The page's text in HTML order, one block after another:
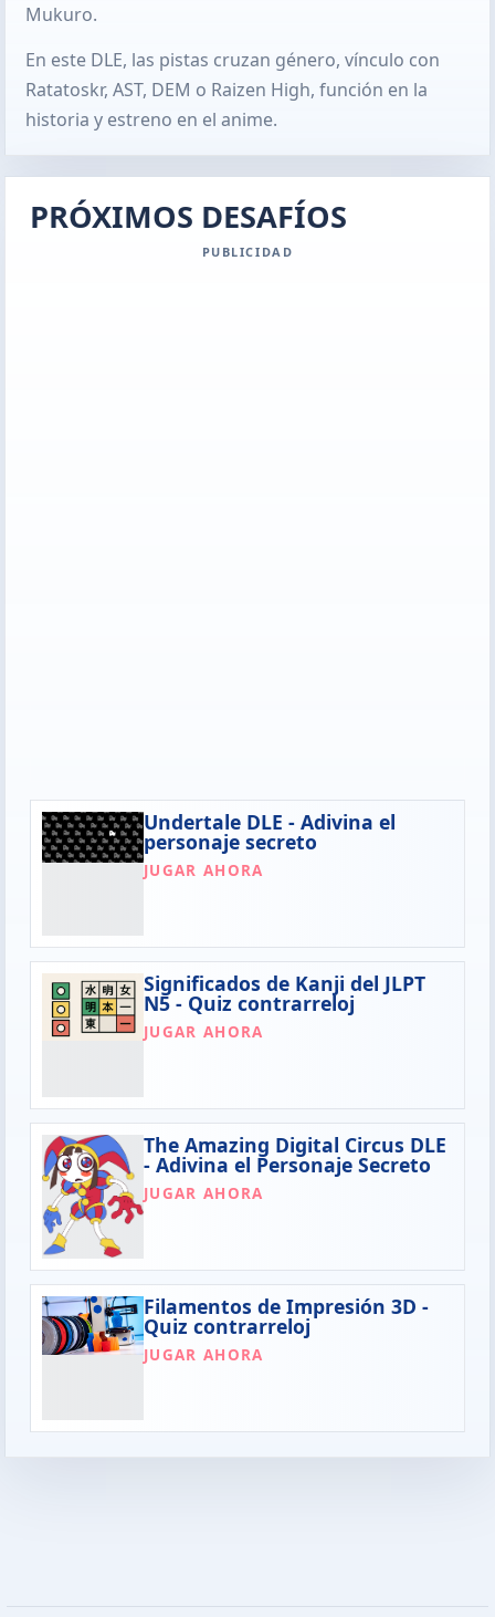
Mukuro.
En este DLE, las pistas cruzan género, vínculo con
Ratatoskr, AST, DEM o Raizen High, función en la
historia y estreno en el anime.
PRÓXIMOS DESAFÍOS
PUBLICIDAD
Undertale DLE - Adivina el
personaje secreto
JUGAR AHORA
Significados de Kanji del JLPT
N5 - Quiz contrarreloj
JUGAR AHORA
The Amazing Digital Circus DLE
- Adivina el Personaje Secreto
JUGAR AHORA
Filamentos de Impresión 3D -
Quiz contrarreloj
JUGAR AHORA